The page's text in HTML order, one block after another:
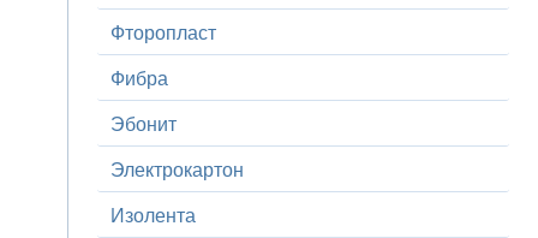
Фторопласт
Фибра
Эбонит
Электрокартон
Изолента